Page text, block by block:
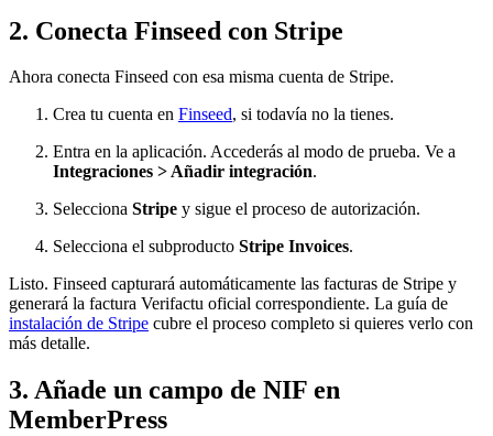
2. Conecta Finseed con Stripe
Ahora conecta Finseed con esa misma cuenta de Stripe.
Crea tu cuenta en Finseed, si todavía no la tienes.
Entra en la aplicación. Accederás al modo de prueba. Ve a
Integraciones > Añadir integración.
Selecciona Stripe y sigue el proceso de autorización.
Selecciona el subproducto Stripe Invoices.
Listo. Finseed capturará automáticamente las facturas de Stripe y
generará la factura Verifactu oficial correspondiente. La guía de
instalación de Stripe cubre el proceso completo si quieres verlo con
más detalle.
3. Añade un campo de NIF en
MemberPress